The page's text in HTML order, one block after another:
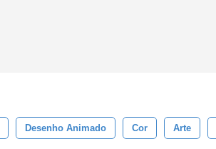
Desenho Animado Cor Arte